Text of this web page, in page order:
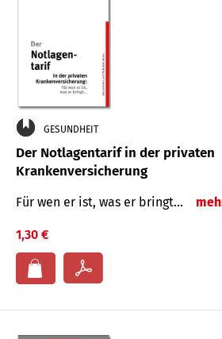
GESUNDHEIT
Der Notlagentarif in der privaten
Krankenversicherung
Für wen er ist, was er bringt…
1,30 €